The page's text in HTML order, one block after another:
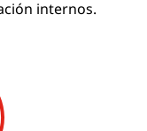
internos.